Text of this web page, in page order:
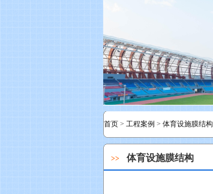
首页 > 工程案例 > 体育设施膜结构
>> 体育设施膜结构